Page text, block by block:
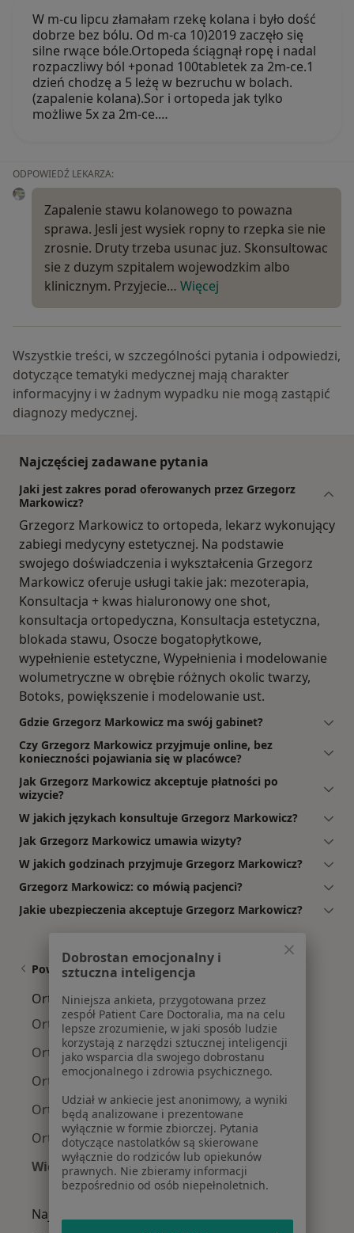
W m-cu lipcu złamałam rzekę kolana i było dość
dobrze bez bólu. Od m-ca 10)2019 zaczęło się
silne rwące bóle.Ortopeda ściągnął ropę i nadal
rozpaczliwy ból +ponad 100tabletek za 2m-ce.1
dzień chodzę a 5 leżę w bezruchu w bolach.
(zapalenie kolana).Sor i ortopeda jak tylko
możliwe 5x za 2m-ce.…
ODPOWIEDŹ LEKARZA:
Zapalenie stawu kolanowego to powazna
sprawa. Jesli jest wysiek ropny to rzepka sie nie
zrosnie. Druty trzeba usunac juz. Skonsultowac
sie z duzym szpitalem wojewodzkim albo
klinicznym. Przyjecie… Więcej
Wszystkie treści, w szczególności pytania i odpowiedzi,
dotyczące tematyki medycznej mają charakter
informacyjny i w żadnym wypadku nie mogą zastąpić
diagnozy medycznej.
Najczęściej zadawane pytania
Jaki jest zakres porad oferowanych przez Grzegorz
Markowicz?
Grzegorz Markowicz to ortopeda, lekarz wykonujący
zabiegi medycyny estetycznej. Na podstawie
swojego doświadczenia i wykształcenia Grzegorz
Markowicz oferuje usługi takie jak: mezoterapia,
Konsultacja + kwas hialuronowy one shot,
konsultacja ortopedyczna, Konsultacja estetyczna,
blokada stawu, Osocze bogatopłytkowe,
wypełnienie estetyczne, Wypełnienia i modelowanie
wolumetryczne w obrębie różnych okolic twarzy,
Botoks, powiększenie i modelowanie ust.
Gdzie Grzegorz Markowicz ma swój gabinet?
Czy Grzegorz Markowicz przyjmuje online, bez
konieczności pojawiania się w placówce?
Jak Grzegorz Markowicz akceptuje płatności po
wizycie?
W jakich językach konsultuje Grzegorz Markowicz?
Jak Grzegorz Markowicz umawia wizyty?
W jakich godzinach przyjmuje Grzegorz Markowicz?
Grzegorz Markowicz: co mówią pacjenci?
Jakie ubezpieczenia akceptuje Grzegorz Markowicz?
Powiązane wyszukiwania
Ortopedzi w pobliżu
Ortopedzi Krzyki
Ortopedzi Fabryczna
Ortopedzi Śródmieście
Ortopedzi Stare Miasto
Ortopedzi Psie Pole
Więcej (1)
Więcej w kategorii: Ortopedzi w pobliżu
Najczęście leczone choroby
Dobrostan emocjonalny i
sztuczna inteligencja
Niniejsza ankieta, przygotowana przez
zespół Patient Care Doctoralia, ma na celu
lepsze zrozumienie, w jaki sposób ludzie
korzystają z narzędzi sztucznej inteligencji
jako wsparcia dla swojego dobrostanu
emocjonalnego i zdrowia psychicznego.
Udział w ankiecie jest anonimowy, a wyniki
będą analizowane i prezentowane
wyłącznie w formie zbiorczej. Pytania
dotyczące nastolatków są skierowane
wyłącznie do rodziców lub opiekunów
prawnych. Nie zbieramy informacji
bezpośrednio od osób niepełnoletnich.